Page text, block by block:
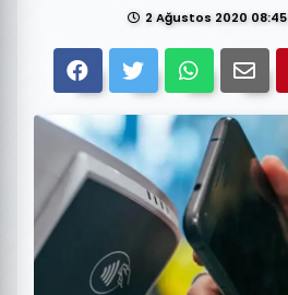
2 Ağustos 2020 08:45